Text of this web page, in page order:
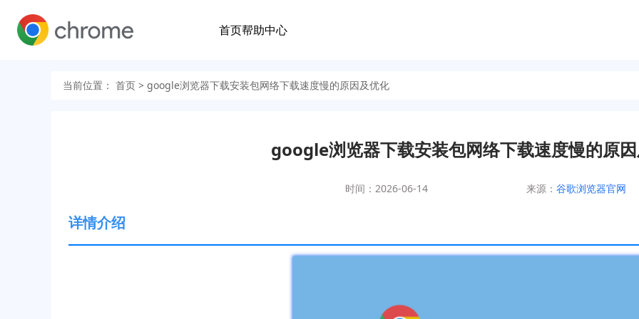
首页帮助中心
当前位置： 首页 > google浏览器下载安装包网络下载速度慢的原因及优化
google浏览器下载安装包网络下载速度慢的原
时间：2026-06-14 来源： 谷歌浏览器官网
详情介绍